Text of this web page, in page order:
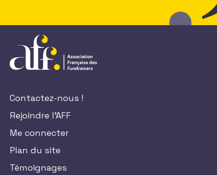
Contactez-nous !
Rejoindre l'AFF
Me connecter
Plan du site
Témoignages